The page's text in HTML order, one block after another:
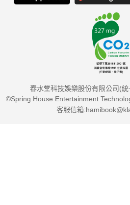
春水堂科技娛樂股份有限公司(
©Spring House Entertainment
客服信箱